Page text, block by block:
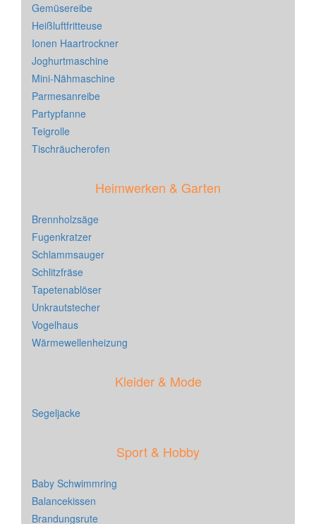
Gemüsereibe
Heißluftfritteuse
Ionen Haartrockner
Joghurtmaschine
Mini-Nähmaschine
Parmesanreibe
Partypfanne
Teigrolle
Tischräucherofen
Heimwerken & Garten
Brennholzsäge
Fugenkratzer
Schlammsauger
Schlitzfräse
Tapetenablöser
Unkrautstecher
Vogelhaus
Wärmewellenheizung
Kleider & Mode
Segeljacke
Sport & Hobby
Baby Schwimmring
Balancekissen
Brandungsrute